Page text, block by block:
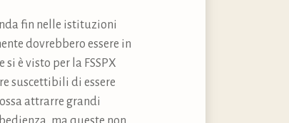
fin nelle istituzioni
dovrebbero essere in
è visto per la FSSPX
suscettibili di essere
attrarre grandi